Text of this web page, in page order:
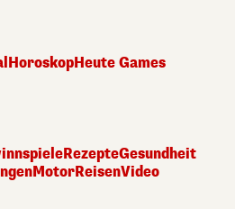
HoroskopHeute Games
RezepteGesundheit
MotorReisenVideo